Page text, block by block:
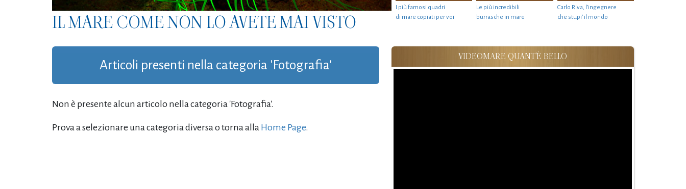
IL MARE COME NON LO AVETE MAI VISTO
I più famosi quadri
di mare copiati per voi
Le più incredibili
burrasche in mare
Carlo Riva, l’ingegnere
che stupi' il mondo
Articoli presenti nella categoria 'Fotografia'
Non è presente alcun articolo nella categoria 'Fotografia'.
Prova a selezionare una categoria diversa o torna alla Home Page.
VIDEOMARE QUANT'È BELLO